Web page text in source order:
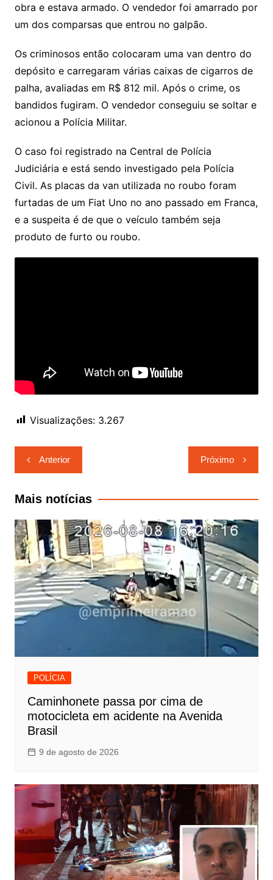
obra e estava armado. O vendedor foi amarrado por
um dos comparsas que entrou no galpão.
Os criminosos então colocaram uma van dentro do
depósito e carregaram várias caixas de cigarros de
palha, avaliadas em R$ 812 mil. Após o crime, os
bandidos fugiram. O vendedor conseguiu se soltar e
acionou a Polícia Militar.
O caso foi registrado na Central de Polícia
Judiciária e está sendo investigado pela Polícia
Civil. As placas da van utilizada no roubo foram
furtadas de um Fiat Uno no ano passado em Franca,
e a suspeita é de que o veículo também seja
produto de furto ou roubo.
Visualizações: 3.267
Navegação
de
Post
Anterior Próximo
Mais notícias
POLÍCIA
Caminhonete passa por cima de
motocicleta em acidente na Avenida
Brasil
9 de agosto de 2026